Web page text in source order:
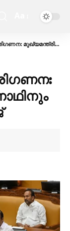
വിഷ്ണുനാഥിനും നന്ദി പറഞ്ഞ് പൃഥ്വിരാജ്